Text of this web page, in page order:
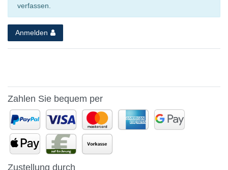
verfassen.
Anmelden
Zahlen Sie bequem per
Zustellung durch